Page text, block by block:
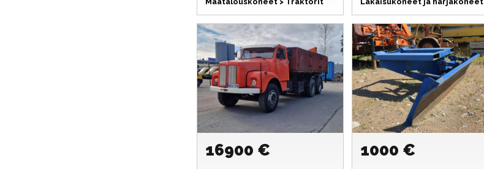
16900 € 1000 €